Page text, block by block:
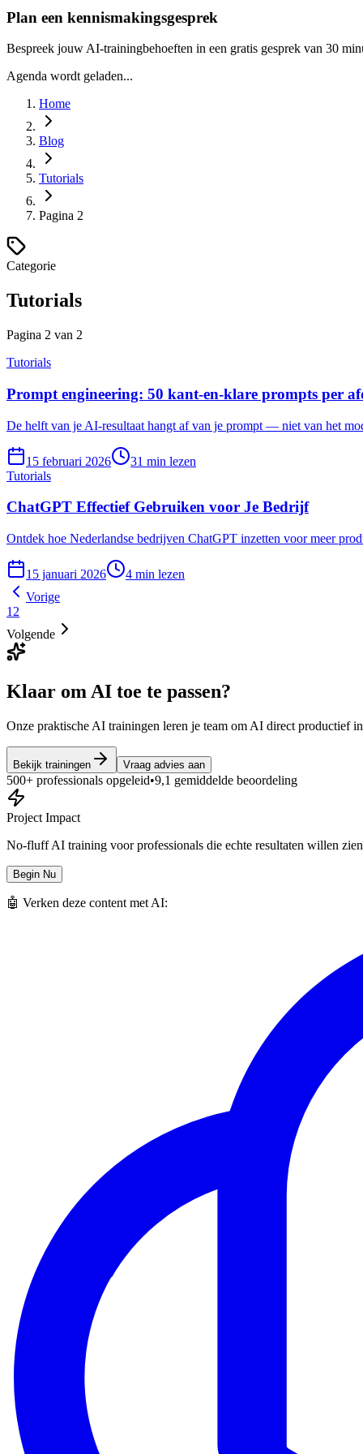
Plan een kennismakingsgesprek
Bespreek jouw AI-trainingbehoeften in een gratis gesprek van 30
Agenda wordt geladen...
Home
Blog
Tutorials
Pagina 2
Categorie
Tutorials
Pagina 2 van 2
Tutorials
Prompt engineering: 50 kant-en-klare prompts per
De helft van je AI-resultaat hangt af van je prompt — niet van het
15 februari 2026 31 min lezen
Tutorials
ChatGPT Effectief Gebruiken voor Je Bedrijf
Ontdek hoe Nederlandse bedrijven ChatGPT inzetten voor meer
15 januari 2026 4 min lezen
Vorige
1 2
Volgende
Klaar om AI toe te passen?
Onze praktische AI trainingen leren je team om AI direct productief
Bekijk trainingen Vraag advies aan
500+ professionals opgeleid•9,1 gemiddelde beoordeling
Project Impact
No-fluff AI training voor professionals die echte resultaten willen
Begin Nu
🤖 Verken deze content met AI: